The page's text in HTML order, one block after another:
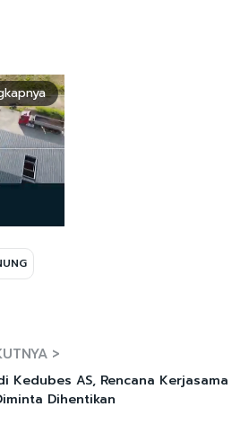
>
Kedubes AS, Rencana Kerjasama
Dihentikan